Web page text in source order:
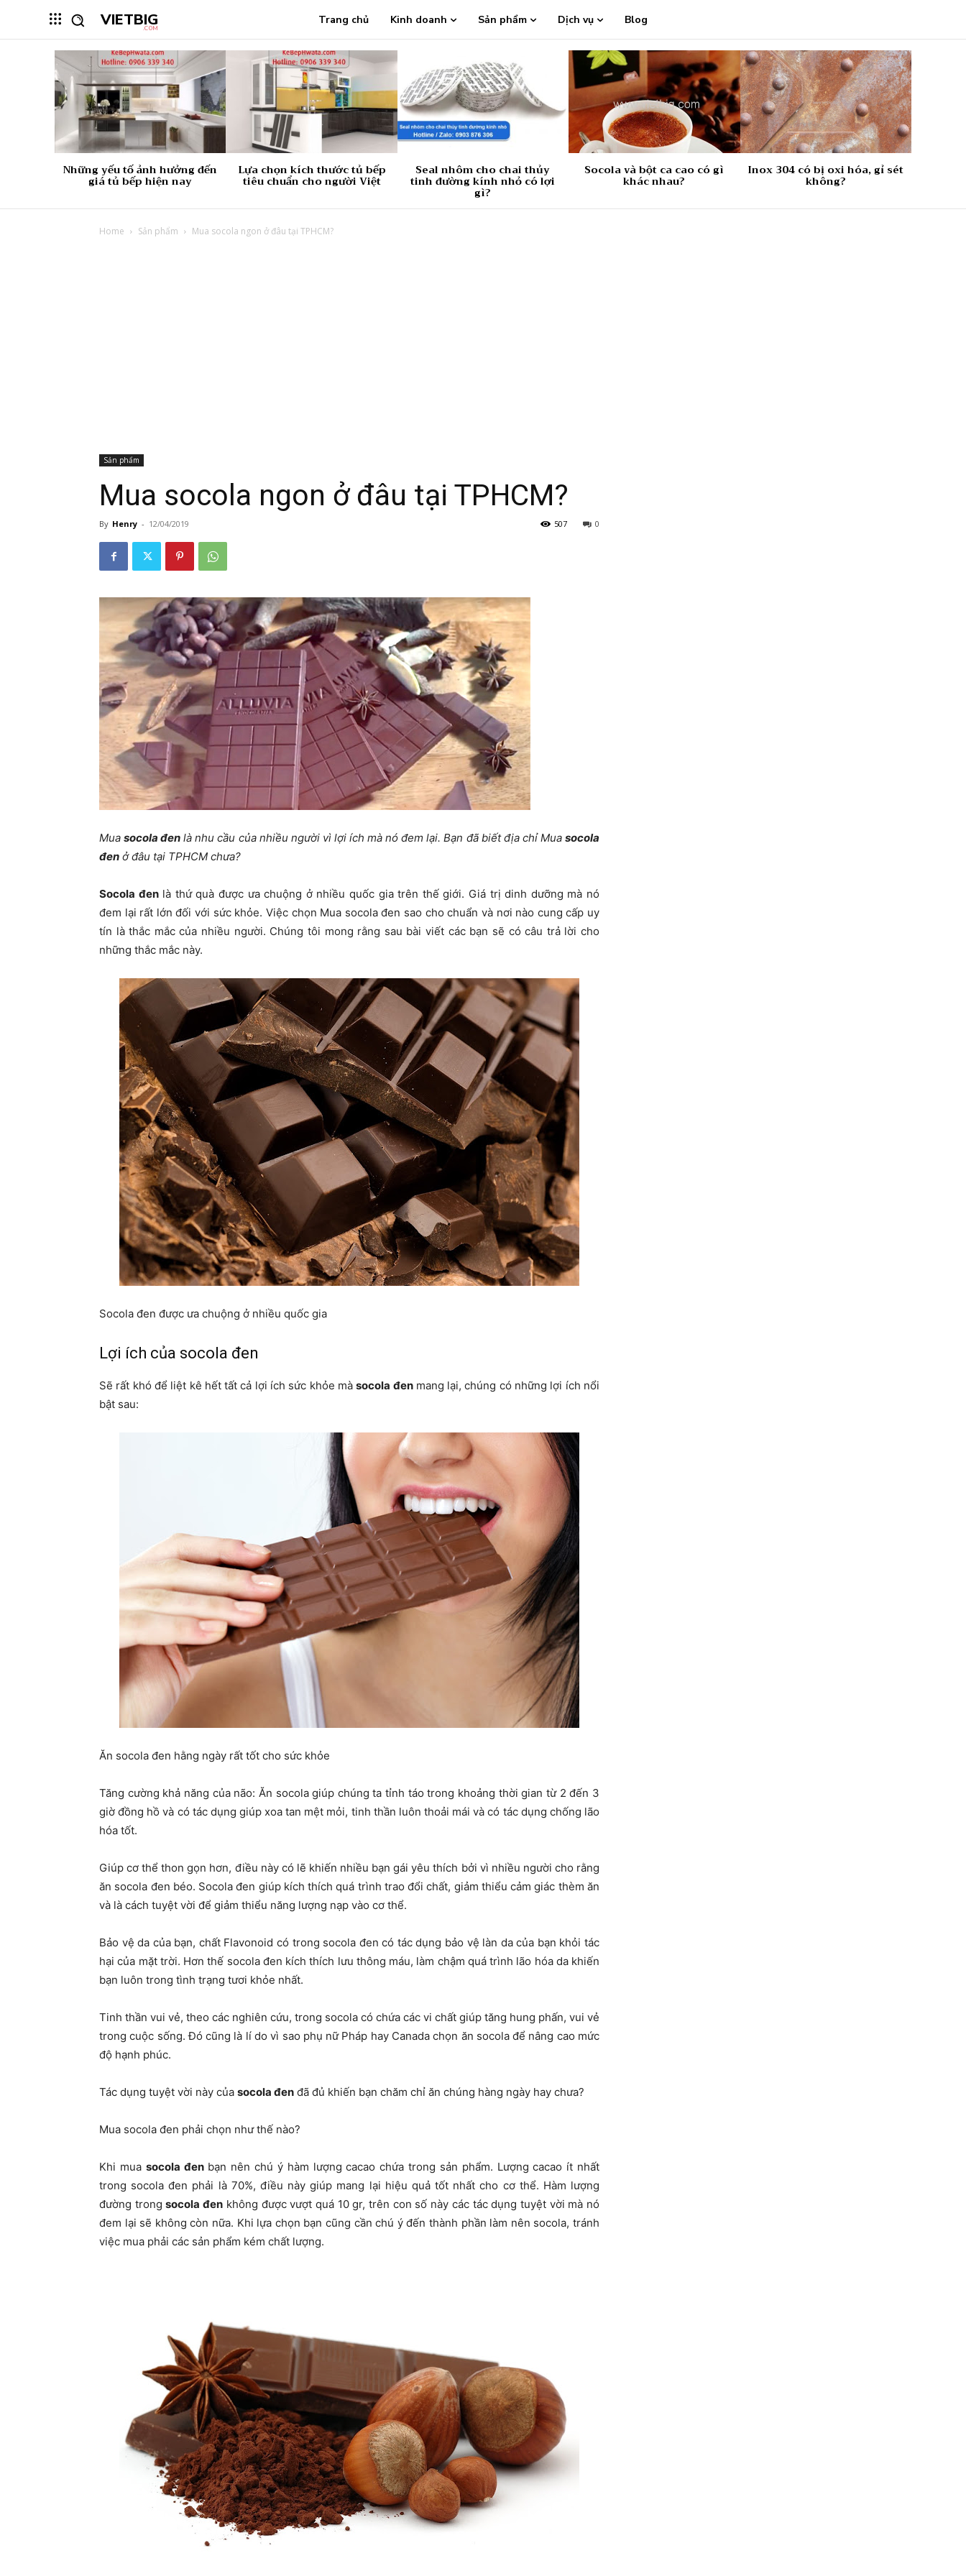
VIETBIG
.COM
Trang chủ Kinh doanh Sản phẩm Dịch vụ Blog
Những yếu tố ảnh hưởng đến
giá tủ bếp hiện nay
Lựa chọn kích thước tủ bếp
tiêu chuẩn cho người Việt
Seal nhôm cho chai thủy
tinh đường kính nhỏ có lợi
gì?
Socola và bột ca cao có gì
khác nhau?
Inox 304 có bị oxi hóa, gỉ sét
không?
Home Sản phẩm Mua socola ngon ở đâu tại TPHCM?
Sản phẩm
Mua socola ngon ở đâu tại TPHCM?
By Henry - 12/04/2019 0
507
Muasocola đen là nhu cầu của nhiều người vì lợi ích mà nó đem lại. Bạn đã biết địa chỉMuasocola
đen ở đâu tại TPHCM chưa?
Socola đenlà thứ quà được ưa chuộng ở nhiều quốc gia trên thế giới. Giá trị dinh dưỡng mà nó
đem lại rất lớn đối với sức khỏe. Việc chọn Mua socola đen sao cho chuẩn và nơi nào cung cấp uy
tín là thắc mắc của nhiều người. Chúng tôi mong rằng sau bài viết các bạn sẽ có câu trả lời cho
những thắc mắc này.
Socola đen được ưa chuộng ở nhiều quốc gia
Lợi ích của socola đen
Sẽ rất khó để liệt kê hết tất cả lợi ích sức khỏe màsocola đenmang lại, chúng có những lợi ích nổi
bật sau:
Ăn socola đen hằng ngày rất tốt cho sức khỏe
Tăng cường khả năng của não: Ăn socola giúp chúng ta tỉnh táo trong khoảng thời gian từ 2 đến 3
giờ đồng hồ và có tác dụng giúp xoa tan mệt mỏi, tinh thần luôn thoải mái và có tác dụng chống lão
hóa tốt.
Giúp cơ thể thon gọn hơn, điều này có lẽ khiến nhiều bạn gái yêu thích bởi vì nhiều người cho rằng
ăn socola đen béo. Socola đen giúp kích thích quá trình trao đổi chất, giảm thiểu cảm giác thèm ăn
và là cách tuyệt vời để giảm thiểu năng lượng nạp vào cơ thể.
Bảo vệ da của bạn, chất Flavonoid có trong socola đen có tác dụng bảo vệ làn da của bạn khỏi tác
hại của mặt trời. Hơn thế socola đen kích thích lưu thông máu, làm chậm quá trình lão hóa da khiến
bạn luôn trong tình trạng tươi khỏe nhất.
Tinh thần vui vẻ, theo các nghiên cứu, trong socola có chứa các vi chất giúp tăng hung phấn, vui vẻ
trong cuộc sống. Đó cũng là lí do vì sao phụ nữ Pháp hay Canada chọn ăn socola để nâng cao mức
độ hạnh phúc.
Tác dụng tuyệt vời này của socola đen đã đủ khiến bạn chăm chỉ ăn chúng hàng ngày hay chưa?
Mua socola đen phải chọn như thế nào?
Khi mua socola đenbạn nên chú ý hàm lượng cacao chứa trong sản phẩm. Lượng cacao ít nhất
trong socola đen phải là 70%, điều này giúp mang lại hiệu quả tốt nhất cho cơ thể. Hàm lượng
đường trongsocola đen không được vượt quá 10 gr, trên con số này các tác dụng tuyệt vời mà nó
đem lại sẽ không còn nữa. Khi lựa chọn bạn cũng cần chú ý đến thành phần làm nên socola, tránh
việc mua phải các sản phẩm kém chất lượng.